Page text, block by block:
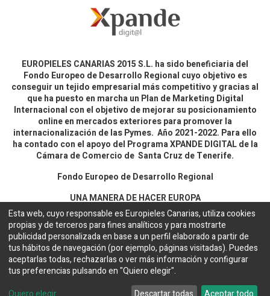
EUROPIELES CANARIAS 2015 S.L. ha sido beneficiaria del
Fondo Europeo de Desarrollo Regional cuyo objetivo es
conseguir un tejido empresarial más competitivo y gracias al
que ha puesto en marcha un Plan de Marketing Digital
Internacional con el objetivo de mejorar su posicionamiento
online en mercados exteriores para promover la
internacionalización de las Pymes. Año 2021-2022. Para ello
ha contado con el apoyo del Programa XPANDE DIGITAL de la
Cámara de Comercio de Santa Cruz de Tenerife.
Fondo Europeo de Desarrollo Regional
UNA MANERA DE HACER EUROPA
Aviso legal y política de privacidad
Copyright © EUROPIELES CANARIAS 2015 S.L.
Web desarrollada porBakata Solutions
Esta web, cuyo responsable es Europieles Canarias, utiliza cookies
propias y de terceros para fines analíticos y para mostrarte
publicidad personalizada en base a un perfil elaborado a partir de
tus hábitos de navegación (por ejemplo, páginas visitadas). Puedes
aceptarlas todas, rechazarlas o ver más información y configurar
tus preferencias pulsando en "Quiero elegir".